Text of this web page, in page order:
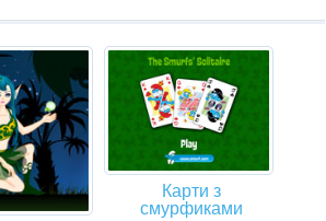
Карти з
смурфиками